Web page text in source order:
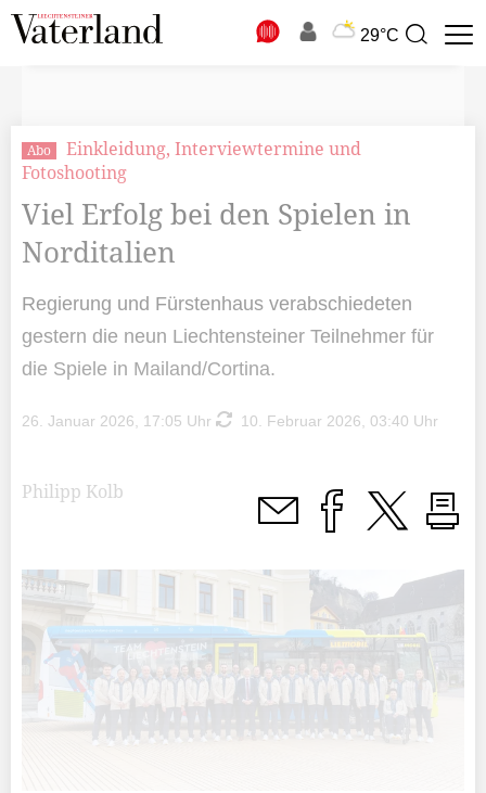
29°C
Suchbegriff
Abo
Einkleidung, Interviewtermine und
Fotoshooting
Viel Erfolg bei den Spielen in
Norditalien
Regierung und Fürstenhaus verabschiedeten
gestern die neun Liechtensteiner Teilnehmer für
die Spiele in Mailand/Cortina.
26. Januar 2026, 17:05 Uhr 10. Februar 2026, 03:40 Uhr
Philipp Kolb